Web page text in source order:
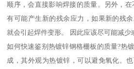
顺序，会直接影响焊接的质量。另外，
有可能产生新的残余应力，如果新的残
就会引起焊件变形。 因此应该尽可能减少
如何快速鉴别热镀锌钢格栅板的质量?热
成，其外观为热镀锌，可以避免氧化。